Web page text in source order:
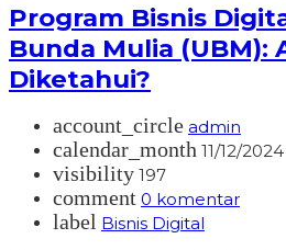
Program Bisnis
Bunda Mulia (UBM):
Diketahui?
account_circle admin
calendar_month 11/12/2024
visibility 197
comment 0 komentar
label Bisnis Digital